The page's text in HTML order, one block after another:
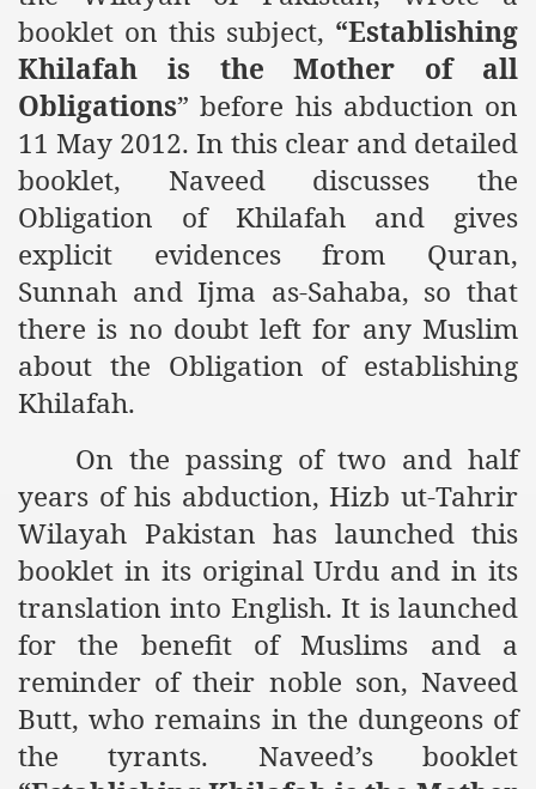
booklet on this subject, “Establishing
Khilafah is the Mother of all
Obligations” before his abduction on
11 May 2012. In this clear and detailed
booklet, Naveed discusses the
Obligation of Khilafah and gives
explicit evidences from Quran,
Sunnah and Ijma as-Sahaba, so that
there is no doubt left for any Muslim
about the Obligation of establishing
Khilafah.
On the passing of two and half
years of his abduction, Hizb ut-Tahrir
Wilayah Pakistan has launched this
booklet in its original Urdu and in its
translation into English. It is launched
for the benefit of Muslims and a
reminder of their noble son, Naveed
Butt, who remains in the dungeons of
the tyrants. Naveed’s booklet